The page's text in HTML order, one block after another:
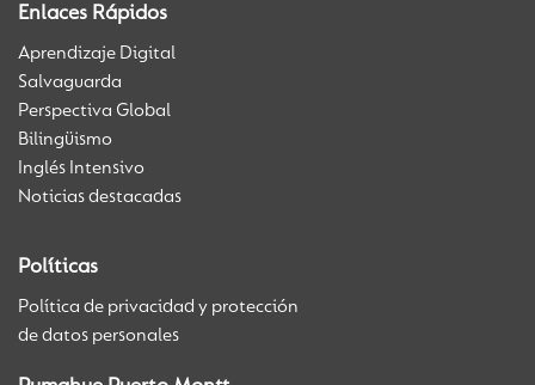
Enlaces Rápidos
Aprendizaje Digital
Salvaguarda
Perspectiva Global
Bilingüismo
Inglés Intensivo
Noticias destacadas
Políticas
Política de privacidad y protección
de datos personales